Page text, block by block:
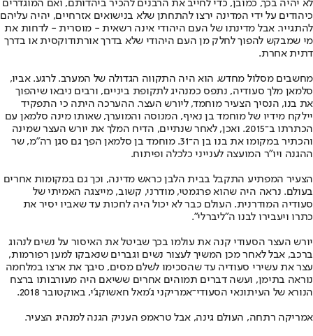
לא יהיה בכך, כמובן, כדי לחייב את הרבנים להכיר ביהדותם, ואם המוגדרים
כיהודים על ידי המדינה ירצו להתחתן שלא בנישואים אזרחיים, יהיה עליהם
להתגייר. אבל מדינתו של העם היהודי אינה רשאית - מוסרית - לדחות את
מי שמבקש להפוך לחלק מן העם היהודי שלא בדרך אורתודוקסית או בדרך
דתית אחרת.
מחשבים מסלול מחדש. הוא היה התקווה הגדולה של המערב. לרגע. אביו,
סלמאן מלך סעודיה, נתפס כמנהיג לתקופת ביניים, ורבים ניבאו שיהפוך
את בנו, הנסיך הצעיר מוחמד, ליורש העצר. ההערכה היתה כי התפקיד
יילקח מידיו של מוחמד בן נאיף, המנוסה והמוערך, שאותו מינה סלמאן עם
הכתרתו ב־2015. ואכן, לאחר שנתיים, הדיח המלך את יורש העצר שמינה
והכתיר במקומו את בנו בן ה־31. מוחמד בן סלמאן הפך גם סגן רה"מ, שר
ההגנה ויו"ר המועצה לענייני כלכלה ופיתוח.
הצעיר המפתיע התקבל בבית הלבן כראש מדינה, וכך גם במקומות אחרים
בעולם. נראה היה שהוא פרגמטי, מודרני, קשוב, מייצגה האמיתי של
סעודיה המודרנית. העולם כבר לא יכול היה לחכות עד שאביו יסיר את
כתרו ויעבירו לבנו ה"ליברלי".
יורש העצר הסעודי קנה את עולמו בכך שביטל את האיסור על נשים לנהוג
ברכב, אבל לאחר מכן המשיך לעצור נשים וגברים שנאבקו למען רפורמות,
עצר את עשירי סעודיה עד שהסכימו לשלם מסים, סיבך את ארצו במלחמה
נוראה בתימן, ועשה דברים תמוהים אחרים ששיאם היה מעורבותו ברצח
הנורא של העיתונאי הסעודי־אמריקני ג'מאל חאשוקג'י, באוקטובר 2018.
אמריקה רתחה, העולם גינה, אבל טראמפ העניק הגנה למנהיג הצעיר.